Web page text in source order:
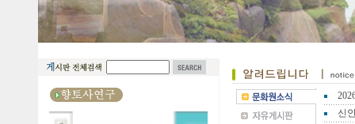
신